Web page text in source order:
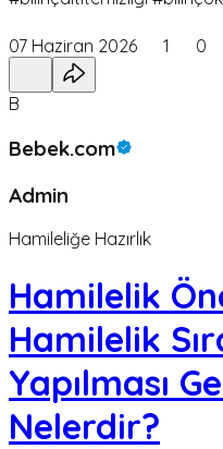
07 Haziran 2026 1 0
B
Bebek.com
Admin
Hamileliğe Hazırlık
Hamilelik
Hamilelik
Yapılması
Nelerdir?